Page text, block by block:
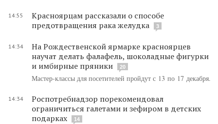
14:55
Красноярцам рассказали о способе
предотвращения рака желудка
3
14:34
На Рождественской ярмарке красноярцев
научат делать фалафель, шоколадные фигурки
и имбирные пряники
20
Мастер-классы для посетителей пройдут с 13 по 17 декабря.
14:34
Роспотребнадзор порекомендовал
ограничиться галетами и зефиром в детских
подарках
14